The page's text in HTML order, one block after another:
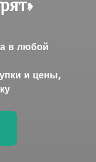
в любой
и цены,